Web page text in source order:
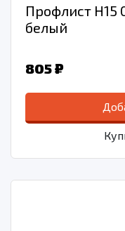
Профлист Н15
белый
805 ₽